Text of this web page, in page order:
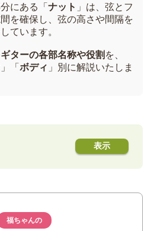
にある「 ナット 」は、弦とフ
を確保し、弦の高さや間隔を
ています。
ターの各部名称や役割 を、
」「 ボディ 」別に解説いたしま
キギターの各部・名称
位】ペグ
福ちゃんの